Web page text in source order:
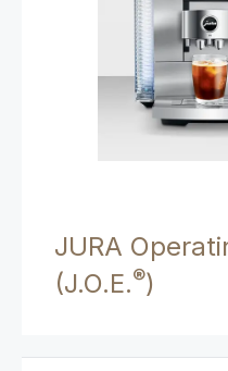
JURA
(J.O.E.®)